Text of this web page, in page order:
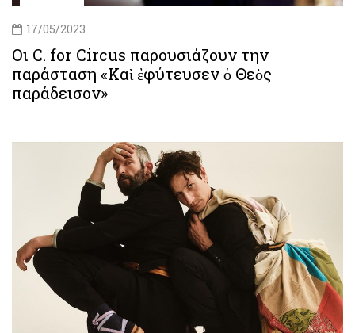
17/05/2023
Οι C. for Circus παρουσιάζουν την
παράσταση «Καὶ ἐφύτευσεν ὁ Θεὸς
παράδεισον»